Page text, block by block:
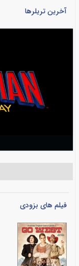
آخرین تریلرها
فیلم های بزودی